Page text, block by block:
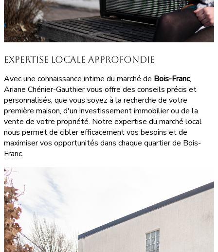
Expertise Locale Approfondie
Avec une connaissance intime du marché de Bois-Franc,
Ariane Chénier-Gauthier vous offre des conseils précis et
personnalisés, que vous soyez à la recherche de votre
première maison, d'un investissement immobilier ou de la
vente de votre propriété. Notre expertise du marché local
nous permet de cibler efficacement vos besoins et de
maximiser vos opportunités dans chaque quartier de Bois-
Franc.